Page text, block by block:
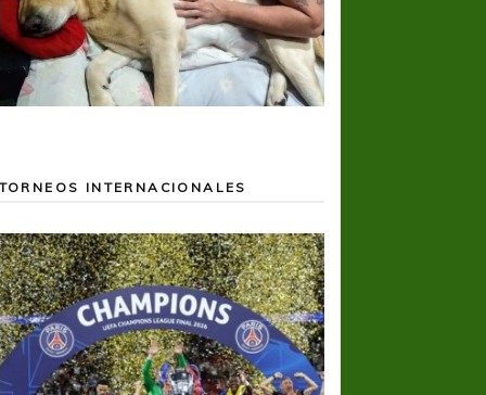
TORNEOS INTERNACIONALES